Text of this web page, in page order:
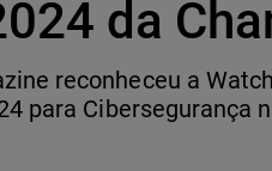
da
reconheceu a
para Cibersegurança